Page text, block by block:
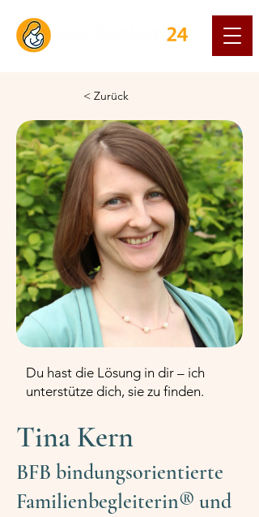
< Zurück
Du hast die Lösung in dir – ich
unterstütze dich, sie zu finden.
Tina Kern
BFB bindungsorientierte
Familienbegleiterin® und